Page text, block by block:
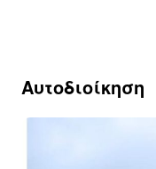
Αυτοδιοίκηση